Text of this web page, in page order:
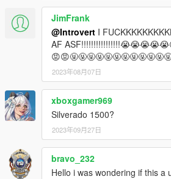
JimFrank
@Introvert I
AF
2023年08月07日
xboxgamer969
Silverado 1500?
2023年09月27日
bravo_232
Hello i was wondering if this a